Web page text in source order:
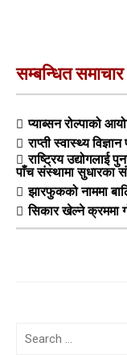
सम्बन्धित समाचार
प्याब्सन रोल्पाको
राप्ती स्वास्थ्य
राष्ट्रिय उद्योगलाई
पाँच संस्थामा सुधारका
झारफुकको नाममा
सिकार खेल्ने क्रममा
Search